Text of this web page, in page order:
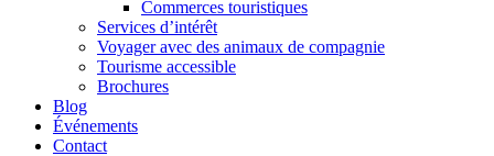
Commerces touristiques
Services d’intérêt
Voyager avec des animaux de compagnie
Tourisme accessible
Brochures
Blog
Événements
Contact